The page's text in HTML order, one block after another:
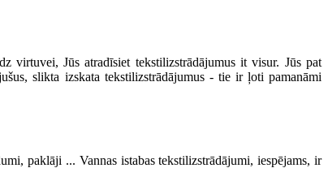
virtuvei, Jūs atradīsiet tekstilizstrādājumus it visur. Jūs pat
slikta izskata tekstilizstrādājumus - tie ir ļoti pamanāmi
paklāji ... Vannas istabas tekstilizstrādājumi, iespējams, ir